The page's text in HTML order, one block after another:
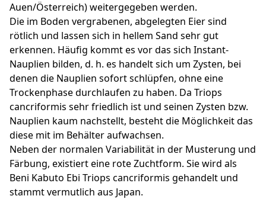
Auen/Österreich) weitergegeben werden.
Die im Boden vergrabenen, abgelegten Eier sind
rötlich und lassen sich in hellem Sand sehr gut
erkennen. Häufig kommt es vor das sich Instant-
Nauplien bilden, d. h. es handelt sich um Zysten, bei
denen die Nauplien sofort schlüpfen, ohne eine
Trockenphase durchlaufen zu haben. Da Triops
cancriformis sehr friedlich ist und seinen Zysten bzw.
Nauplien kaum nachstellt, besteht die Möglichkeit das
diese mit im Behälter aufwachsen.
Neben der normalen Variabilität in der Musterung und
Färbung, existiert eine rote Zuchtform. Sie wird als
Beni Kabuto Ebi Triops cancriformis gehandelt und
stammt vermutlich aus Japan.